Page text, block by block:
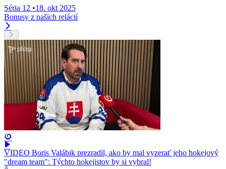
Séria 12 •18. okt 2025
Bonusy z našich relácií
VIDEO Boris Valábik prezradil, ako by mal vyzerať jeho hokejový
"dream team": Týchto hokejistov by si vybral!